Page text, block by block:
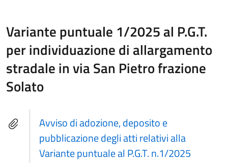
Variante puntuale 1/2025 al P.G.T.
per individuazione di allargamento
stradale in via San Pietro frazione
Solato
Avviso di adozione, deposito e
pubblicazione degli atti relativi alla
Variante puntuale al P.G.T. n.1/2025